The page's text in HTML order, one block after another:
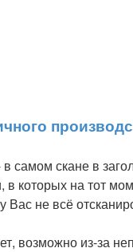
скане в
в которых на тот
Вас не всё
возможно из-за